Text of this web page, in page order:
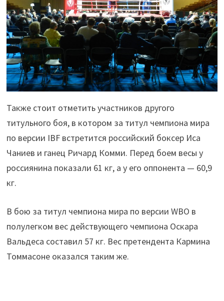
Также стоит отметить участников другого
титульного боя, в котором за титул чемпиона мира
по версии IBF встретится российский боксер Иса
Чаниев и ганец Ричард Комми. Перед боем весы у
россиянина показали 61 кг, а у его оппонента — 60,9
кг.
В бою за титул чемпиона мира по версии WBO в
полулегком вес действующего чемпиона Оскара
Вальдеса составил 57 кг. Вес претендента Кармина
Томмасоне оказался таким же.